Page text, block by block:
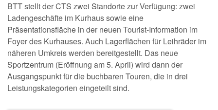
BTT stellt der CTS zwei Standorte zur Verfügung: zwei
Ladengeschäfte im Kurhaus sowie eine
Präsentationsfläche in der neuen Tourist-Information im
Foyer des Kurhauses. Auch Lagerflächen für Leihräder im
näheren Umkreis werden bereitgestellt. Das neue
Sportzentrum (Eröffnung am 5. April) wird dann der
Ausgangspunkt für die buchbaren Touren, die in drei
Leistungskategorien eingeteilt sind.